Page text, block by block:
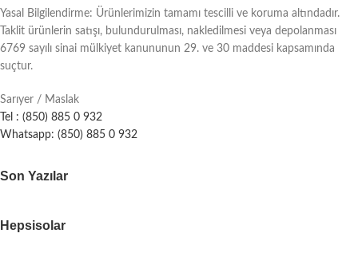
Yasal Bilgilendirme: Ürünlerimizin tamamı tescilli ve koruma altındadır.
Taklit ürünlerin satışı, bulundurulması, nakledilmesi veya depolanması
6769 sayılı sinai mülkiyet kanununun 29. ve 30 maddesi kapsamında
suçtur.
Sarıyer / Maslak
Tel : (850) 885 0 932
Whatsapp: (850) 885 0 932
Son Yazılar
Hepsisolar